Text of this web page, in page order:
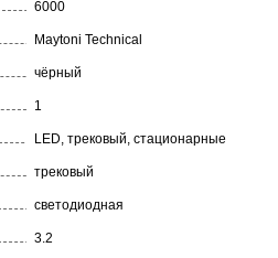
6000
Maytoni Technical
чёрный
1
LED, трековый, стационарные
трековый
светодиодная
3.2